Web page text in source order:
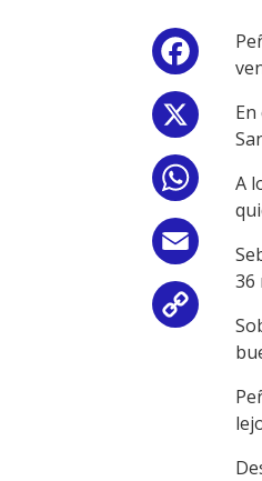
Email
Link
A
36